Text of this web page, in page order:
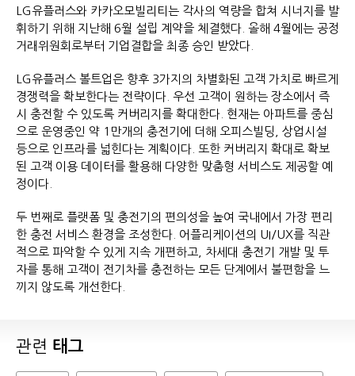
LG유플러스와 카카오모빌리티는 각사의 역량을 합쳐 시너지를 발
휘하기 위해 지난해 6월 설립 계약을 체결했다. 올해 4월에는 공정
거래위원회로부터 기업결합을 최종 승인 받았다.
LG유플러스 볼트업은 향후 3가지의 차별화된 고객 가치로 빠르게
경쟁력을 확보한다는 전략이다. 우선 고객이 원하는 장소에서 즉
시 충전할 수 있도록 커버리지를 확대한다. 현재는 아파트를 중심
으로 운영중인 약 1만개의 충전기에 더해 오피스빌딩, 상업시설
등으로 인프라를 넓힌다는 계획이다. 또한 커버리지 확대로 확보
된 고객 이용 데이터를 활용해 다양한 맞춤형 서비스도 제공할 예
정이다.
두 번째로 플랫폼 및 충전기의 편의성을 높여 국내에서 가장 편리
한 충전 서비스 환경을 조성한다. 어플리케이션의 UI/UX를 직관
적으로 파악할 수 있게 지속 개편하고, 차세대 충전기 개발 및 투
자를 통해 고객이 전기차를 충전하는 모든 단계에서 불편함을 느
끼지 않도록 개선한다.
관련 태그